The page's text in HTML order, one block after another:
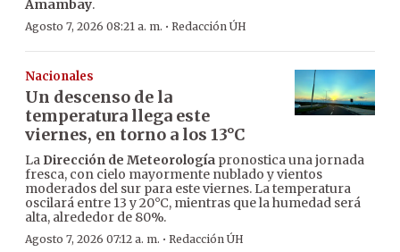
Amambay.
Agosto 7, 2026 08:21 a. m. · Redacción ÚH
Nacionales
Un descenso de la
temperatura llega este
viernes, en torno a los 13°C
La Dirección de Meteorología pronostica una jornada
fresca, con cielo mayormente nublado y vientos
moderados del sur para este viernes. La temperatura
oscilará entre 13 y 20°C, mientras que la humedad será
alta, alrededor de 80%.
Agosto 7, 2026 07:12 a. m. · Redacción ÚH